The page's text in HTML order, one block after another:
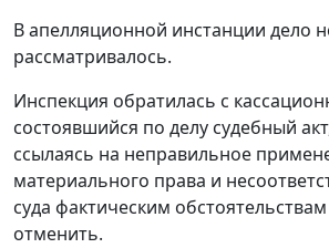
В апелляционной инстанции дело
рассматривалось.
Инспекция обратилась с
состоявшийся по делу судебный
ссылаясь на неправильное
материального права и
суда фактическим
отменить.